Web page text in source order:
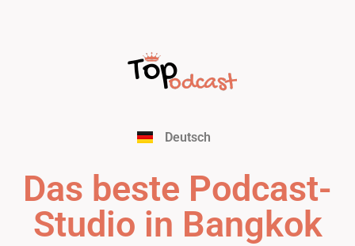
Deutsch
Français
English
Español
Nederlands
Das beste Podcast-
Studio in Bangkok